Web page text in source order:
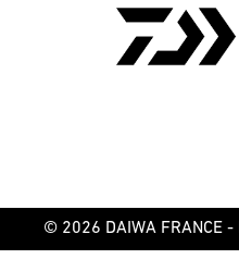
© 2026 DAIWA FRANCE -